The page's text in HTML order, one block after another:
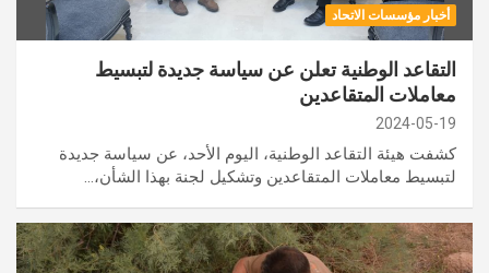
أخبار مؤسسات الاتحاد
التقاعد الوطنية تعلن عن سياسة جديدة لتبسيط
معاملات المتقاعدين
2024-05-19
كشفت هيئة التقاعد الوطنية، اليوم الأحد، عن سياسة جديدة
لتبسيط معاملات المتقاعدين وتشكيل لجنة بهذا الشأن،…